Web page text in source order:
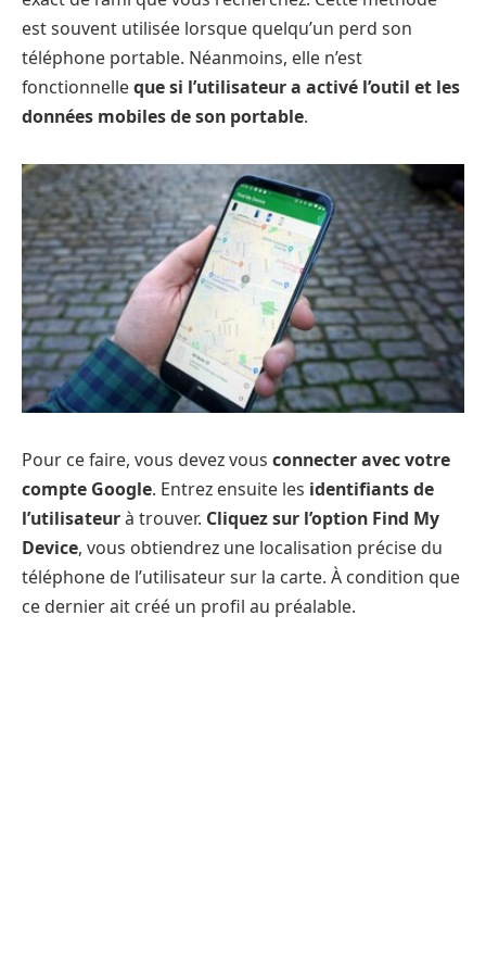
est souvent utilisée lorsque quelqu’un perd son
téléphone portable. Néanmoins, elle n’est
fonctionnelleque si l’utilisateur a activé l’outil et les
données mobiles de son portable.
Pour ce faire, vous devez vous connecter avec votre
compte Google. Entrez ensuite les identifiants de
l’utilisateurà trouver. Cliquez sur l’option Find My
Device, vous obtiendrez une localisation précise du
téléphone de l’utilisateur sur la carte. À condition que
ce dernier ait créé un profil au préalable.